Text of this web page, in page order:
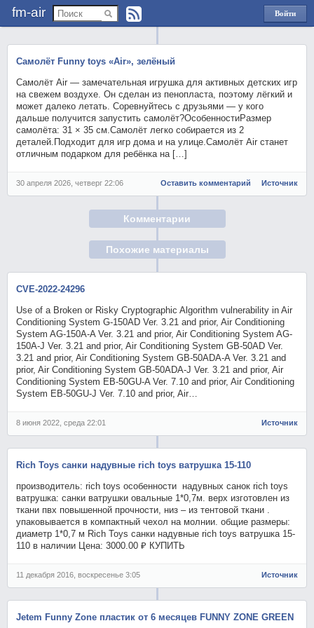
fm-air
Войти
через
Самолёт Funny toys «Air», зелёный
Самолёт Air — замечательная игрушка для активных детских игр
на свежем воздухе. Он сделан из пенопласта, поэтому лёгкий и
может далеко летать. Соревнуйтесь с друзьями — у кого
дальше получится запустить самолёт?ОсобенностиРазмер
самолёта: 31 × 35 см.Самолёт легко собирается из 2
деталей.Подходит для игр дома и на улице.Самолёт Air станет
отличным подарком для ребёнка на […]
30 апреля 2026, четверг 22:06 Оставить комментарий Источник
Комментарии
Похожие материалы
CVE-2022-24296
Use of a Broken or Risky Cryptographic Algorithm vulnerability in Air
Conditioning System G-150AD Ver. 3.21 and prior, Air Conditioning
System AG-150A-A Ver. 3.21 and prior, Air Conditioning System AG-
150A-J Ver. 3.21 and prior, Air Conditioning System GB-50AD Ver.
3.21 and prior, Air Conditioning System GB-50ADA-A Ver. 3.21 and
prior, Air Conditioning System GB-50ADA-J Ver. 3.21 and prior, Air
Conditioning System EB-50GU-A Ver. 7.10 and prior, Air Conditioning
System EB-50GU-J Ver. 7.10 and prior, Air…
8 июня 2022, среда 22:01 Источник
Rich Toys санки надувные rich toys ватрушка 15-110
производитель: rich toys особенности надувных санок rich toys
ватрушка: санки ватрушки овальные 1*0,7м. верх изготовлен из
ткани пвх повышенной прочности, низ – из тентовой ткани .
упаковывается в компактный чехол на молнии. общие размеры:
диаметр 1*0,7 м Rich Toys санки надувные rich toys ватрушка 15-
110 в наличии Цена: 3000.00 ₽ КУПИТЬ
11 декабря 2016, воскресенье 3:05 Источник
Jetem Funny Zone пластик от 6 месяцев FUNNY ZONE GREEN